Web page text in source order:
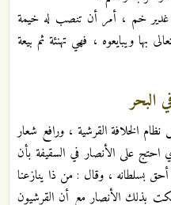
غدير خم ، أمر أن تنصب له خيمة
بها ويبايعوه ، فهي تهنئة ثم بيعة
الخلافة القرشية ، ورافع شعار
على الأنصار في السقيفة بأن
أحق بسلطانه ، وقال : من ذا ينازعنا
بذلك الأنصار مع أن القرشيون